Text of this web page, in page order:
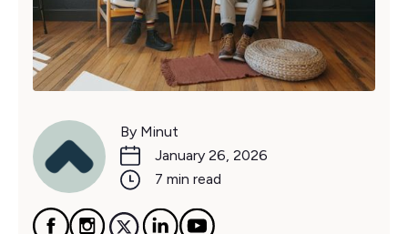
By Minut
January 26, 2026
7 min read